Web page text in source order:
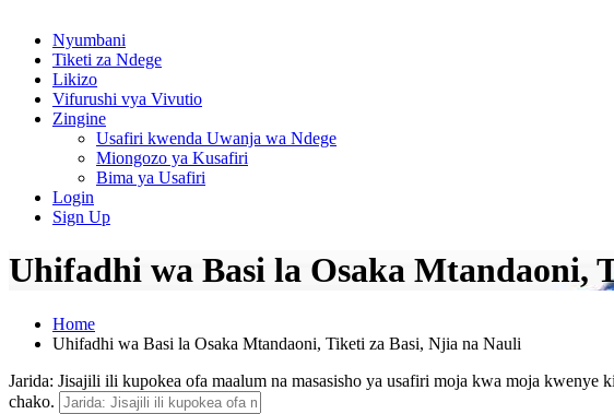
Nyumbani
Tiketi za Ndege
Likizo
Vifurushi vya Vivutio
Zingine
Usafiri kwenda Uwanja wa Ndege
Miongozo ya Kusafiri
Bima ya Usafiri
Login
Sign Up
Uhifadhi wa Basi la Osaka Mtandaoni,
Home
Uhifadhi wa Basi la Osaka Mtandaoni, Tiketi za Basi, Njia na Nauli
Jarida: Jisajili ili kupokea ofa maalum na masasisho ya usafiri moja kwa moja kwenye
chako.